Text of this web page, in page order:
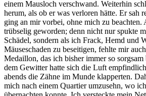
einem Mausloch verschwand. Weiterhin
herum, als ob er was verloren hätte. Er sah
ging an mir vorbei, ohne mich zu beachten.
trübselig geworden; denn nicht nur spukte
Schädel, sondern als ich Frack, Hemd und
Mäuseschaden zu beseitigen, fehlte mir
Medaillon, das ich bisher immer so
dem Gewitter hatte sich die Luft
abends die Zähne im Munde klapperten.
mich nach einem Quartier umzusehn, wo